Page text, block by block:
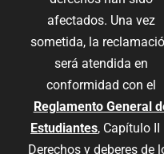
afectados. Una vez
sometida, la
será atendida en
conformidad con el
Reglamento General
Estudiantes, Capítulo II
Derechos y deberes de